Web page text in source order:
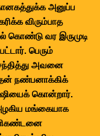
அனுப்ப
விரும்பாத
கொண்டு வர இருமுடி
பெரும்
அவனை
நண்பனாக்கிக்
கொன்றார்.
மங்கையாக